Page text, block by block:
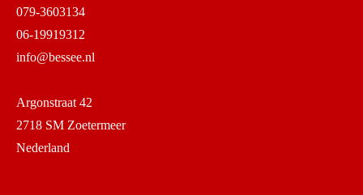
079-3603134
06-19919312
info@bessee.nl
Argonstraat 42
2718 SM Zoetermeer
Nederland